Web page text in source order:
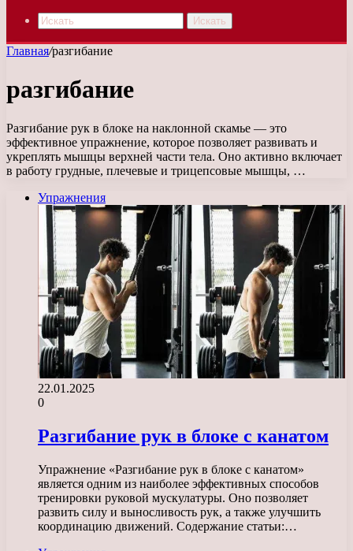
Искать
Главная/разгибание
разгибание
Разгибание рук в блоке на наклонной скамье — это
эффективное упражнение, которое позволяет развивать и
укреплять мышцы верхней части тела. Оно активно включает
в работу грудные, плечевые и трицепсовые мышцы, …
Упражнения
22.01.2025
0
Разгибание рук в блоке с канатом
Упражнение «Разгибание рук в блоке с канатом»
является одним из наиболее эффективных способов
тренировки руковой мускулатуры. Оно позволяет
развить силу и выносливость рук, а также улучшить
координацию движений. Содержание статьи:…